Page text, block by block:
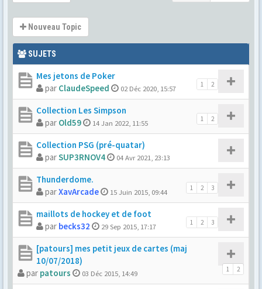
Nouveau Topic
SUJETS
Mes jetons de Poker
1 2
par ClaudeSpeed 02 Déc 2020, 15:57
Collection Les Simpson
1 2
par Old59 14 Jan 2022, 11:55
Collection PSG (pré-quatar)
parSUP3RNOV4 04 Avr 2021, 23:13
Thunderdome.
1 2 3
parXavArcade 15 Juin 2015, 09:44
maillots de hockey et de foot
1 2 3
par becks32 29 Sep 2015, 17:17
[patours] mes petit jeux de cartes (maj
10/07/2018)
1 2
par patours 03 Déc 2015, 14:49